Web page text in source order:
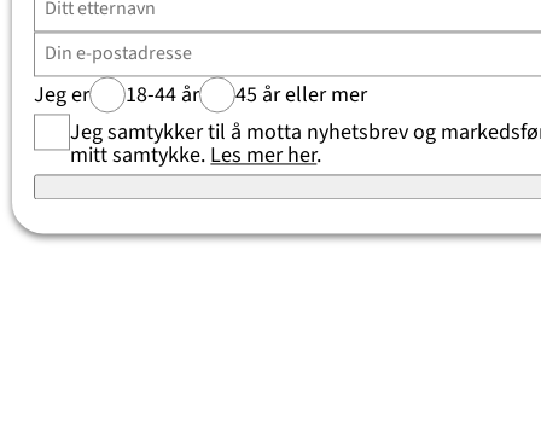
Jeg er 18-44 år
45 år eller mer
Jeg samtykker til å motta nyhetsbrev og
mitt samtykke.Les mer her.